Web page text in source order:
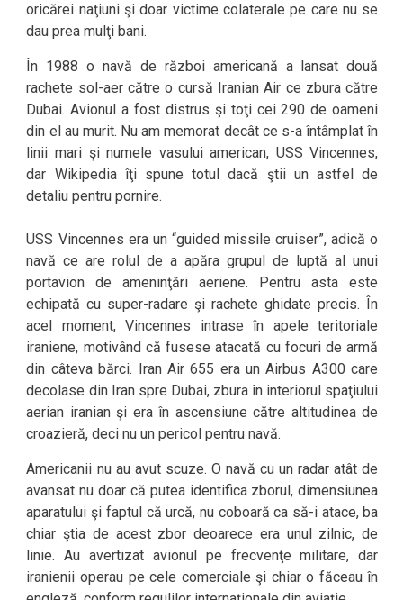
oricărei naţiuni şi doar victime colaterale pe care nu se
dau prea mulţi bani.
În 1988 o navă de război americană a lansat două
rachete sol-aer către o cursă Iranian Air ce zbura către
Dubai. Avionul a fost distrus şi toţi cei 290 de oameni
din el au murit. Nu am memorat decât ce s-a întâmplat în
linii mari şi numele vasului american, USS Vincennes,
dar Wikipedia îţi spune totul dacă ştii un astfel de
detaliu pentru pornire.
USS Vincennes era un “guided missile cruiser”, adică o
navă ce are rolul de a apăra grupul de luptă al unui
portavion de ameninţări aeriene. Pentru asta este
echipată cu super-radare şi rachete ghidate precis. În
acel moment, Vincennes intrase în apele teritoriale
iraniene, motivând că fusese atacată cu focuri de armă
din câteva bărci. Iran Air 655 era un Airbus A300 care
decolase din Iran spre Dubai, zbura în interiorul spaţiului
aerian iranian şi era în ascensiune către altitudinea de
croazieră, deci nu un pericol pentru navă.
Americanii nu au avut scuze. O navă cu un radar atât de
avansat nu doar că putea identifica zborul, dimensiunea
aparatului şi faptul că urcă, nu coboară ca să-i atace, ba
chiar ştia de acest zbor deoarece era unul zilnic, de
linie. Au avertizat avionul pe frecvenţe militare, dar
iranienii operau pe cele comerciale şi chiar o făceau în